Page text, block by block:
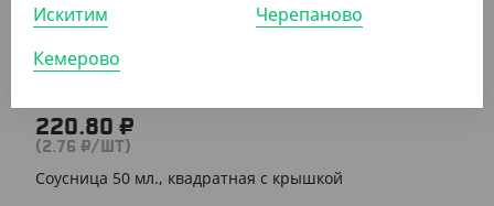
220.80 ₽
(2.76 ₽/ШТ)
Соусница 50 мл., квадратная с крышкой
Искитим
Кемерово
Черепаново